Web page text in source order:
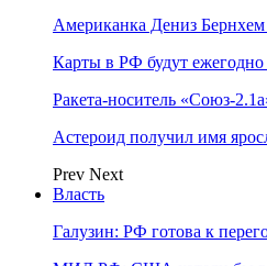
Американка Дениз
Карты в РФ будут ежегодно
Ракета-носитель «Союз-
Астероид получил имя
Prev Next
Власть
Галузин: РФ готова к